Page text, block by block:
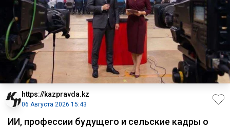
https://kazpravda.kz
06 Августа 2026 15:43
ИИ, профессии будущего и сельские кадры о